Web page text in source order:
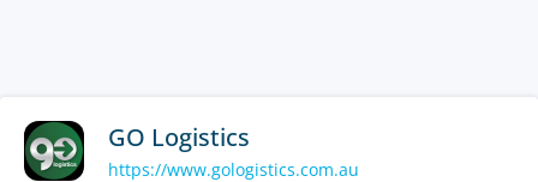
GO Logistics
https://www.gologistics.com.au